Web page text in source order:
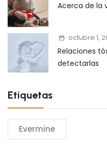
Acerca de la
octubre 1,
Relaciones
detectarlas
Etiquetas
Evermine